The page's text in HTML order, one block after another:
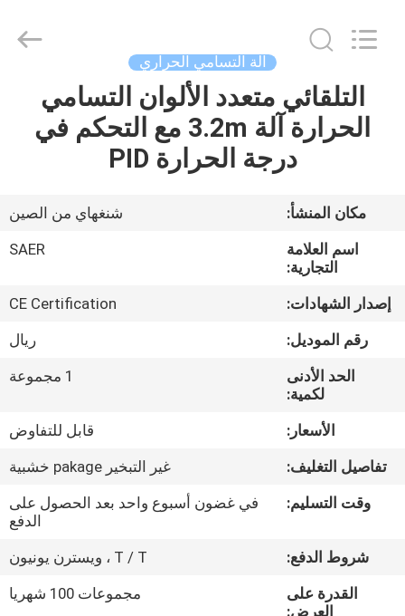
منزل
أشرطة
فيديو
حول
جولة
المعمل
ضبط
اتصل
Supplier
آلة التسامي الحراري
التلقائي متعدد الألوان التسامي
الحرارة آلة 3.2m مع التحكم في
درجة الحرارة PID
مكان المنشأ:
شنغهاي من الصين
اسم العلامة
التجارية:
SAER
إصدار الشهادات:
CE Certification
رقم الموديل:
ريال
الحد الأدنى
لكمية:
1 مجموعة
الأسعار:
قابل للتفاوض
تفاصيل التغليف:
غير التبخير pakage خشبية
وقت التسليم:
في غضون أسبوع واحد بعد الحصول على
الدفع
شروط الدفع:
T / T ، ويسترن يونيون
القدرة على
العرض:
مجموعات 100 شهريا